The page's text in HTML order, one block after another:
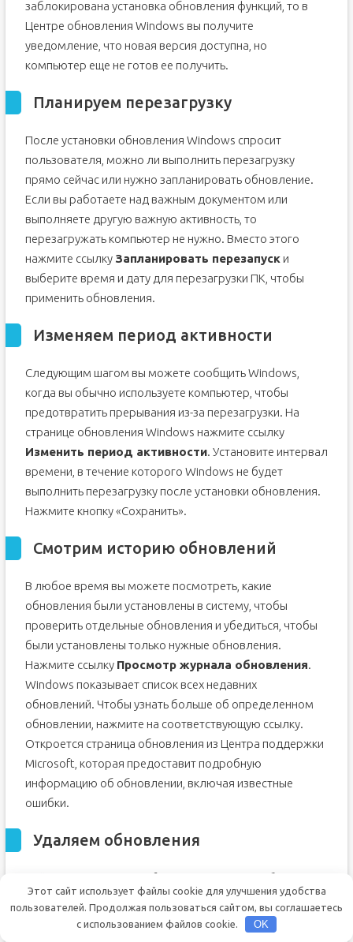
заблокирована установка обновления функций, то в
Центре обновления Windows вы получите
уведомление, что новая версия доступна, но
компьютер еще не готов ее получить.
Планируем перезагрузку
После установки обновления Windows спросит
пользователя, можно ли выполнить перезагрузку
прямо сейчас или нужно запланировать обновление.
Если вы работаете над важным документом или
выполняете другую важную активность, то
перезагружать компьютер не нужно. Вместо этого
нажмите ссылку Запланировать перезапуски
выберите время и дату для перезагрузки ПК, чтобы
применить обновления.
Изменяем период активности
Следующим шагом вы можете сообщить Windows,
когда вы обычно используете компьютер, чтобы
предотвратить прерывания из-за перезагрузки. На
странице обновления Windows нажмите ссылку
Изменить период активности. Установите интервал
времени, в течение которого Windows не будет
выполнить перезагрузку после установки обновления.
Нажмите кнопку «Сохранить».
Смотрим историю обновлений
В любое время вы можете посмотреть, какие
обновления были установлены в систему, чтобы
проверить отдельные обновления и убедиться, чтобы
были установлены только нужные обновления.
Нажмите ссылку Просмотр журнала обновления.
Windows показывает список всех недавних
обновлений. Чтобы узнать больше об определенном
обновлении, нажмите на соответствующую ссылку.
Откроется страница обновления из Центра поддержки
Microsoft, которая предоставит подробную
информацию об обновлении, включая известные
ошибки.
Удаляем обновления
Действительно, Microsoft иногда выпускает обновления
с серьезными ошибками, которые приносят больше
вреда, чем пользы. Обычно Редмонд исправляет
ошибки уже в следующем корректирующем
Этот сайт использует файлы cookie для улучшения удобства
пользователей. Продолжая пользоваться сайтом, вы соглашаетесь
с использованием файлов cookie.
OK